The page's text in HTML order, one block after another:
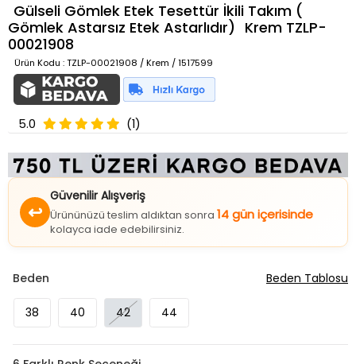
Gülseli Gömlek Etek Tesettür İkili Takım (
Gömlek Astarsız Etek Astarlıdır) Krem TZLP-
00021908
Ürün Kodu : TZLP-00021908 / Krem / 1517599
5.0 (1)
↩
Güvenilir Alışveriş
Ürününüzü teslim aldıktan sonra 14 gün içerisinde
kolayca iade edebilirsiniz.
Beden
38 40 42 44
Beden Tablosu